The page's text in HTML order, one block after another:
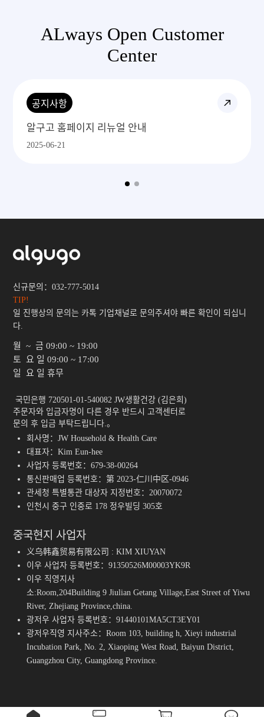
ALways Open Customer
Center
공지사항
알구고 1688주문 프로세스
2025-06-29
신규문의：032-777-5014
TIP!
일 진행상의 문의는 카톡 기업채널로 문의주셔야 빠른 확인이 되십니
다.
월 ~ 금 09:00 ~ 19:00
토 요 일 09:00 ~ 17:00
일 요 일 휴무
주문자와 입금자명이 다른 경우 반드시 고객센터로
문의 후 입금 부탁드립니다.。
회사명：JW Household & Health Care
대표자：Kim Eun-hee
사업자 등록번호：679-38-00264
통신판매업 등록번호：第 2023-仁川中区-0946
관세청 특별통관 대상자 지정번호：20070072
인천시 중구 인중로 178 정우빌딩 305호
중국현지 사업자
义乌韩鑫贸易有限公司 : KIM XIUYAN
이우 사업자 등록번호：91350526M00003YK9R
이우 직영지사
소:Room,204Building 9 Jiulian Getang Village,East Street of Yiwu
River, Zhejiang Province,china.
광저우 사업자 등록번호：91440101MA5CT3EY01
광저우직영 지사주소：Room 103, building h, Xieyi industrial
Incubation Park, No. 2, Xiaoping West Road, Baiyun District,
Guangzhou City, Guangdong Province.